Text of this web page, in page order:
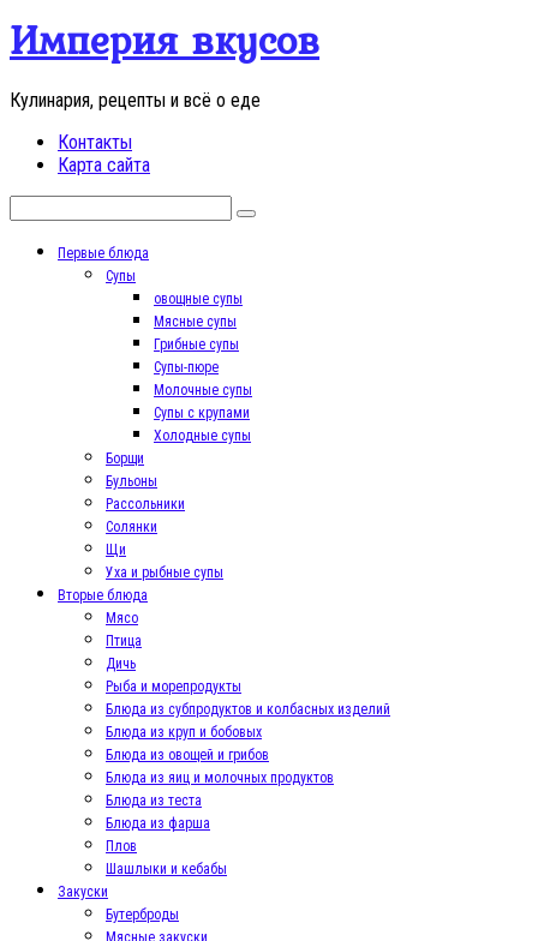
Перейти
контенту
Империя вкусов
Кулинария, рецепты и всё о еде
Контакты
Карта сайта
Первые блюда
Супы
овощные супы
Мясные супы
Грибные супы
Супы-пюре
Молочные супы
Супы с крупами
Холодные супы
Борщи
Бульоны
Рассольники
Солянки
Щи
Уха и рыбные супы
Вторые блюда
Мясо
Птица
Дичь
Рыба и морепродукты
Блюда из субпродуктов и колбасных изделий
Блюда из круп и бобовых
Блюда из овощей и грибов
Блюда из яиц и молочных продуктов
Блюда из теста
Блюда из фарша
Плов
Шашлыки и кебабы
Закуски
Бутерброды
Мясные закуски